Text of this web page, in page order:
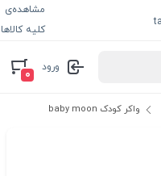
مشاهده‌ی
کلیه کالاها
ورود
۰
واکر کودک baby moon